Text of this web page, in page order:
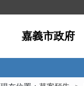
嘉義市政府